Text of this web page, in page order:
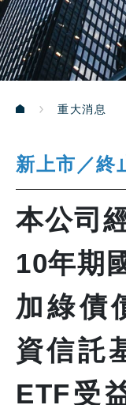
重大消息
新上市／終
本公司
10年期
加綠債
資信託
ETF受